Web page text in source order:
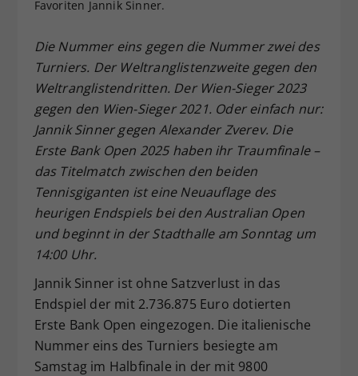
Favoriten Jannik Sinner.
Die Nummer eins gegen die Nummer zwei des
Turniers. Der Weltranglistenzweite gegen den
Weltranglistendritten. Der Wien-Sieger 2023
gegen den Wien-Sieger 2021. Oder einfach nur:
Jannik Sinner gegen Alexander Zverev. Die
Erste Bank Open 2025 haben ihr Traumfinale –
das Titelmatch zwischen den beiden
Tennisgiganten ist eine Neuauflage des
heurigen Endspiels bei den Australian Open
und beginnt in der Stadthalle am Sonntag um
14:00 Uhr.
Jannik Sinner ist ohne Satzverlust in das
Endspiel der mit 2.736.875 Euro dotierten
Erste Bank Open eingezogen. Die italienische
Nummer eins des Turniers besiegte am
Samstag im Halbfinale in der mit 9800
Zweck
zufällig generierte ID, für die
historische Speicherung Ihrer
vorgenommen Einstellungen, falls der
Webseiten-Betreiber dies eingestellt
hat.